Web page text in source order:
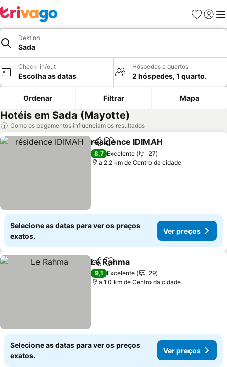
Favoritos
Iniciar
Destino
Sada
Check-in/out
Escolha as datas
Hóspedes e quartos
2 hóspedes, 1 quarto.
Ordenar Filtrar Mapa
Hotéis em Sada (Mayotte)
Como os pagamentos influenciam os resultados
PartilharAdicionar aos favoritos
résidence IDIMAH
8,7 Excelente
27
a 2.2 km de Centro da cidade
Selecione as datas para ver os preços
exatos.
Ver preços
PartilharAdicionar aos favoritos
Le Rahma
9,1 Excelente
29
a 1.0 km de Centro da cidade
Selecione as datas para ver os preços
exatos.
Ver preços